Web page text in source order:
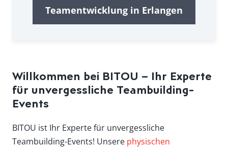
Teamentwicklung in Erlangen
Willkommen bei BITOU – Ihr Experte
für unvergessliche Teambuilding-
Events
BITOU ist Ihr Experte für unvergessliche
Teambuilding-Events! Unsere physischen